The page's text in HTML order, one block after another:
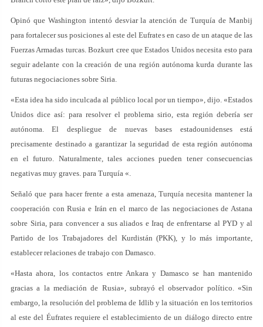
Opinó que Washington intentó desviar la atención de Turquía de Manbij
para fortalecer sus posiciones al este del Eufrates en caso de un ataque de las
Fuerzas Armadas turcas. Bozkurt cree que Estados Unidos necesita esto para
seguir adelante con la creación de una región autónoma kurda durante las
futuras negociaciones sobre Siria.
«Esta idea ha sido inculcada al público local por un tiempo», dijo. «Estados
Unidos dice así: para resolver el problema sirio, esta región debería ser
autónoma. El despliegue de nuevas bases estadounidenses está
precisamente destinado a garantizar la seguridad de esta región autónoma
en el futuro. Naturalmente, tales acciones pueden tener consecuencias
negativas muy graves. para Turquía «.
Señaló que para hacer frente a esta amenaza, Turquía necesita mantener la
cooperación con Rusia e Irán en el marco de las negociaciones de Astana
sobre Siria, para convencer a sus aliados e Iraq de enfrentarse al PYD y al
Partido de los Trabajadores del Kurdistán (PKK), y lo más importante,
establecer relaciones de trabajo con Damasco.
«Hasta ahora, los contactos entre Ankara y Damasco se han mantenido
gracias a la mediación de Rusia», subrayó el observador político. «Sin
embargo, la resolución del problema de Idlib y la situación en los territorios
al este del Éufrates requiere el establecimiento de un diálogo directo entre